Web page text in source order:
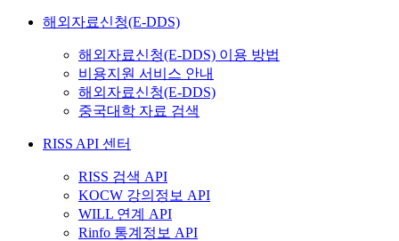
해외자료신청(E-DDS)
해외자료신청(E-DDS) 이용 방법
비용지원 서비스 안내
해외자료신청(E-DDS)
중국대학 자료 검색
RISS API 센터
RISS 검색 API
KOCW 강의정보 API
WILL 연계 API
Rinfo 통계정보 API